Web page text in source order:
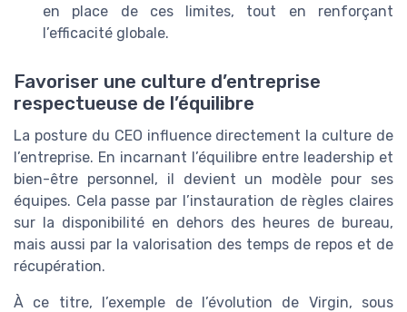
en place de ces limites, tout en renforçant
l’efficacité globale.
Favoriser une culture d’entreprise
respectueuse de l’équilibre
La posture du CEO influence directement la culture de
l’entreprise. En incarnant l’équilibre entre leadership et
bien-être personnel, il devient un modèle pour ses
équipes. Cela passe par l’instauration de règles claires
sur la disponibilité en dehors des heures de bureau,
mais aussi par la valorisation des temps de repos et de
récupération.
À ce titre, l’exemple de l’évolution de Virgin, sous